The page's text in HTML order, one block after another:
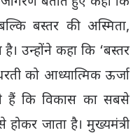
बस्तर की अस्मिता,
उन्होंने कहा कि ‘बस्तर
को आध्यात्मिक ऊर्जा
कि विकास का सबसे
जाता है। मुख्यमंत्री